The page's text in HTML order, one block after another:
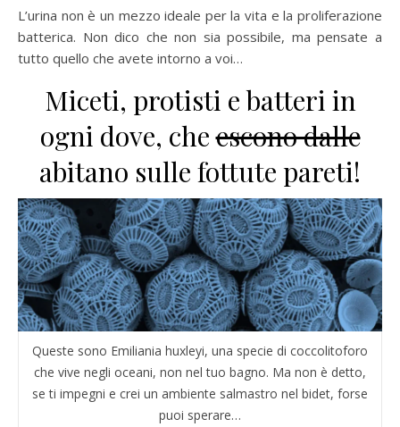
L’urina non è un mezzo ideale per la vita e la proliferazione
batterica. Non dico che non sia possibile, ma pensate a
tutto quello che avete intorno a voi…
Miceti, protisti e batteri in
ogni dove, cheescono dalle
abitano sulle fottute pareti!
Queste sono Emiliania huxleyi, una specie di coccolitoforo
che vive negli oceani, non nel tuo bagno. Ma non è detto,
se ti impegni e crei un ambiente salmastro nel bidet, forse
puoi sperare…